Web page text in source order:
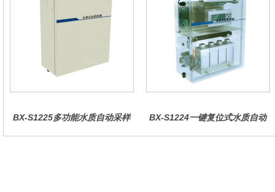
BX-S1225多功能水质自动采样
BX-S1224一键复位式水质自动